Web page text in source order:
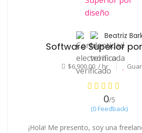
Beatriz
Software Superior
$6,900.00 / hr
0/5
(0 Feedback)
¡Hola! Me presento, soy una